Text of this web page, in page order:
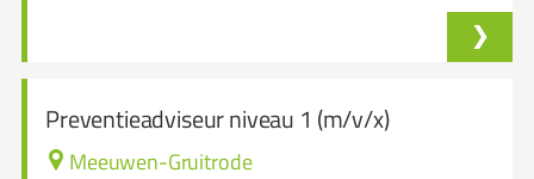
Preventieadviseur niveau 1 (m/v/x)
Meeuwen-Gruitrode